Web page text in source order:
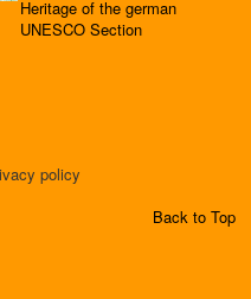
Heritage of the german
UNESCO Section
policy
Back to Top